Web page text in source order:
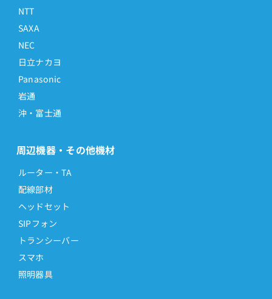
NTT
SAXA
NEC
日立ナカヨ
Panasonic
岩通
沖・富士通
周辺機器・その他機材
ルーター・TA
配線部材
ヘッドセット
SIPフォン
トランシーバー
スマホ
照明器具